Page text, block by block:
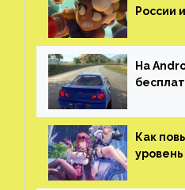
России
На
Skyrim и
Как